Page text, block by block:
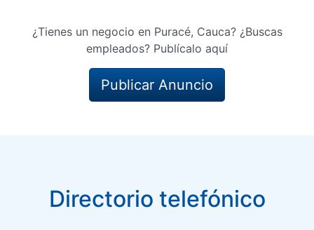
¿Tienes un negocio en Puracé, Cauca? ¿Buscas
empleados? Publícalo aquí
Publicar Anuncio
Directorio telefónico